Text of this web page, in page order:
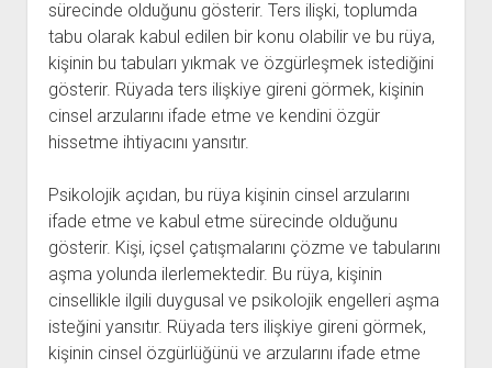
sürecinde olduğunu gösterir. Ters ilişki, toplumda
tabu olarak kabul edilen bir konu olabilir ve bu rüya,
kişinin bu tabuları yıkmak ve özgürleşmek istediğini
gösterir. Rüyada ters ilişkiye gireni görmek, kişinin
cinsel arzularını ifade etme ve kendini özgür
hissetme ihtiyacını yansıtır.
Psikolojik açıdan, bu rüya kişinin cinsel arzularını
ifade etme ve kabul etme sürecinde olduğunu
gösterir. Kişi, içsel çatışmalarını çözme ve tabularını
aşma yolunda ilerlemektedir. Bu rüya, kişinin
cinsellikle ilgili duygusal ve psikolojik engelleri aşma
isteğini yansıtır. Rüyada ters ilişkiye gireni görmek,
kişinin cinsel özgürlüğünü ve arzularını ifade etme